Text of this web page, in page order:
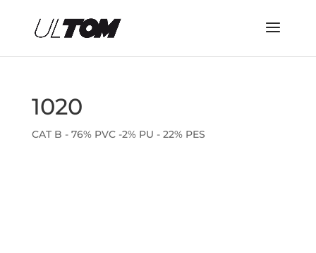
1020
CAT B - 76% PVC -2% PU - 22% PES